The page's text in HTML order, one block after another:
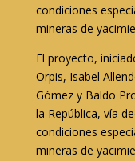
condiciones
mineras de
El proyecto,
Orpis, Isabel
Gómez y Baldo
la República, vía
condiciones
mineras de